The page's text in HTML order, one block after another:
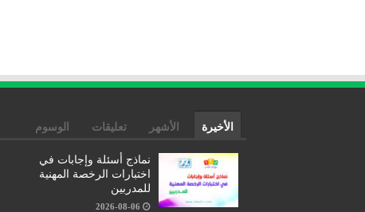
الأخيرة الأشهر تعليقات الوسوم
نماذج أسئلة وإجابات في
اختبارات الرخصة المهنية
للمدربين
2026-08-06